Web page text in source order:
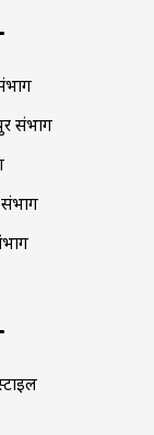
संभाग